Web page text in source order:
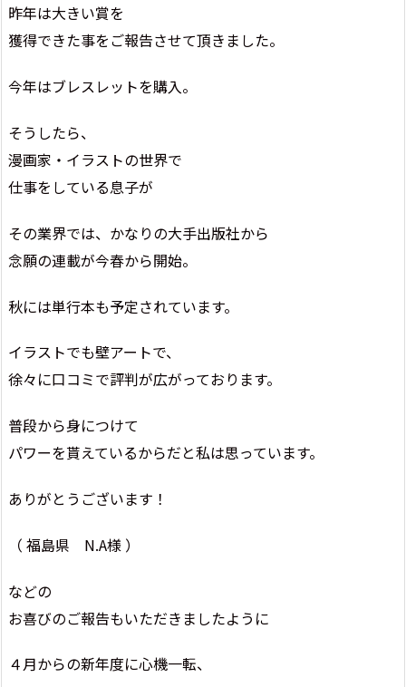
昨年は大きい賞を
獲得できた事をご報告させて頂きました。
今年はブレスレットを購入。
そうしたら、
漫画家・イラストの世界で
仕事をしている息子が
その業界では、かなりの大手出版社から
念願の連載が今春から開始。
秋には単行本も予定されています。
イラストでも壁アートで、
徐々に口コミで評判が広がっております。
普段から身につけて
パワーを貰えているからだと私は思っています。
ありがとうございます！
（ 福島県 N.A様 ）
などの
お喜びのご報告もいただきましたように
４月からの新年度に心機一転、